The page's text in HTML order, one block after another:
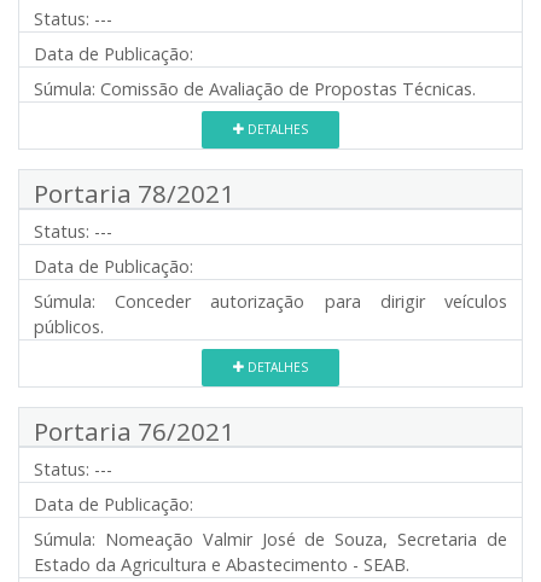
Status: ---
Data de Publicação:
Súmula: Comissão de Avaliação de Propostas Técnicas.
DETALHES
Portaria 78/2021
Status: ---
Data de Publicação:
Súmula: Conceder autorização para dirigir veículos
públicos.
DETALHES
Portaria 76/2021
Status: ---
Data de Publicação:
Súmula: Nomeação Valmir José de Souza, Secretaria de
Estado da Agricultura e Abastecimento - SEAB.